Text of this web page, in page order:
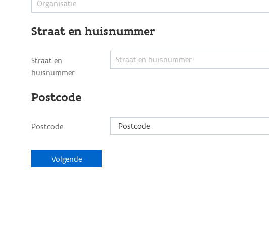
Straat en huisnummer
Straat en
huisnummer
Postcode
Postcode Postcode
Volgende